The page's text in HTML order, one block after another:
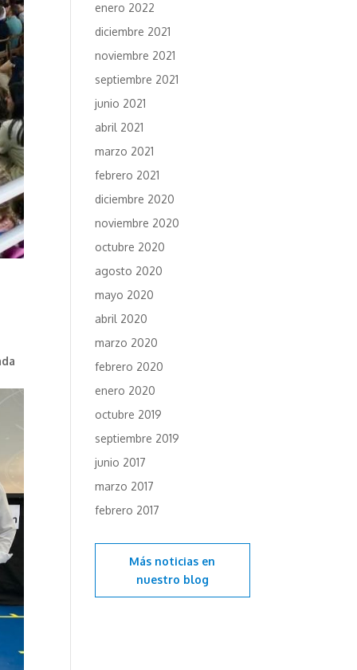
enero 2022
diciembre 2021
noviembre 2021
septiembre 2021
junio 2021
abril 2021
marzo 2021
febrero 2021
diciembre 2020
noviembre 2020
octubre 2020
agosto 2020
mayo 2020
abril 2020
marzo 2020
febrero 2020
enero 2020
octubre 2019
septiembre 2019
junio 2017
marzo 2017
febrero 2017
Más noticias en
nuestro blog